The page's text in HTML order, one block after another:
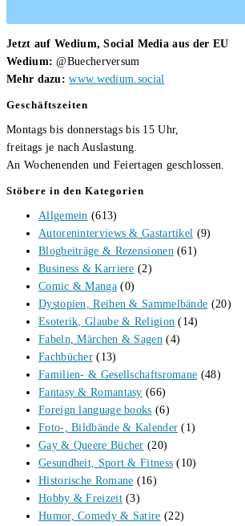
Jetzt auf Wedium, Social Media aus der EU
Wedium: @Buecherversum
Mehr dazu: www.wedium.social
Geschäftszeiten
Montags bis donnerstags bis 15 Uhr,
freitags je nach Auslastung.
An Wochenenden und Feiertagen geschlossen.
Stöbere in den Kategorien
Allgemein (613)
Autoreninterviews & Gastartikel (9)
Blogbeiträge & Rezensionen (61)
Business & Karriere (2)
Comic & Manga (0)
Dystopien, Reihen & Sammelbände (20)
Esoterik, Glaube & Religion (14)
Fabeln, Märchen & Sagen (4)
Fachbücher (13)
Familien- & Gesellschaftsromane (48)
Fantasy & Romantasy (66)
Foreign language books (6)
Foto-, Bildbände & Kalender (1)
Gay & Queere Bücher (20)
Gesundheit, Sport & Fitness (10)
Historische Romane (16)
Hobby & Freizeit (3)
Humor, Comedy & Satire (22)